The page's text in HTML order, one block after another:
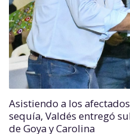
Asistiendo a los
sequía, Valdés entregó
de Goya y Carolina